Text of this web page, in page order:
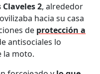
Claveles 2, alrededor
hacia su casa
de protección a
antisociales lo
la moto.